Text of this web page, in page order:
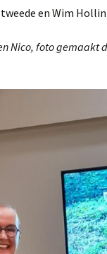
en Wim
Nico, foto gemaakt